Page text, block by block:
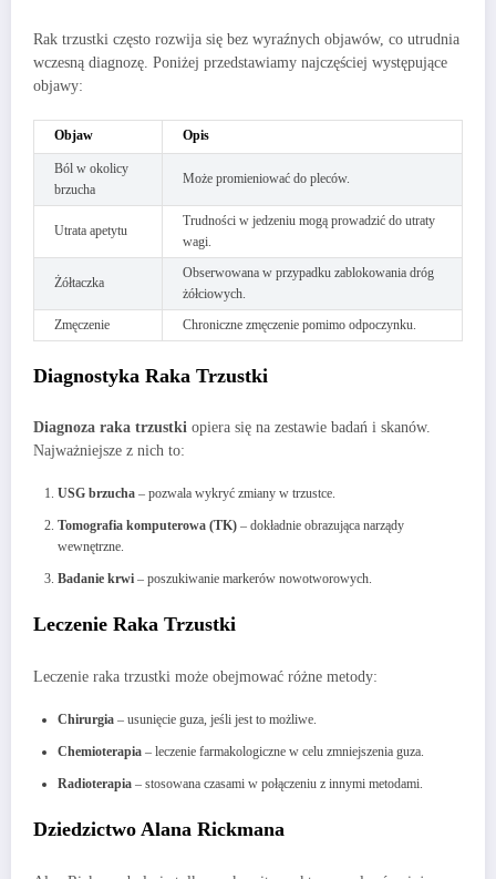
Rak trzustki często rozwija się bez wyraźnych objawów, co utrudnia
wczesną diagnozę. Poniżej przedstawiamy najczęściej występujące
objawy:
Objaw Opis
Ból w okolicy
brzucha
Może promieniować do pleców.
Utrata apetytu
Trudności w jedzeniu mogą prowadzić do utraty
wagi.
Żółtaczka
Obserwowana w przypadku zablokowania dróg
żółciowych.
Zmęczenie
Chroniczne zmęczenie pomimo odpoczynku.
Diagnostyka Raka Trzustki
Diagnoza raka trzustki opiera się na zestawie badań i skanów.
Najważniejsze z nich to:
USG brzucha – pozwala wykryć zmiany w trzustce.
Tomografia komputerowa (TK) – dokładnie obrazująca narządy
wewnętrzne.
Badanie krwi – poszukiwanie markerów nowotworowych.
Leczenie Raka Trzustki
Leczenie raka trzustki może obejmować różne metody:
Chirurgia – usunięcie guza, jeśli jest to możliwe.
Chemioterapia – leczenie farmakologiczne w celu zmniejszenia guza.
Radioterapia – stosowana czasami w połączeniu z innymi metodami.
Dziedzictwo Alana Rickmana